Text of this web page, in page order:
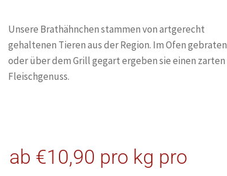
Unsere Brathähnchen stammen von artgerecht
gehaltenen Tieren aus der Region. Im Ofen gebraten
oder über dem Grill gegart ergeben sie einen zarten
Fleischgenuss.
ab €10,90 pro kg pro